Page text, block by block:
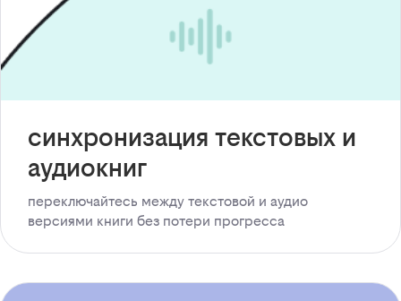
синхронизация текстовых и
аудиокниг
переключайтесь между текстовой и аудио
версиями книги без потери прогресса